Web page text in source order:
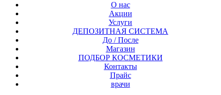
О нас
Акции
Услуги
ДЕПОЗИТНАЯ СИСТЕМА
До / После
Магазин
ПОДБОР КОСМЕТИКИ
Контакты
Прайс
врачи